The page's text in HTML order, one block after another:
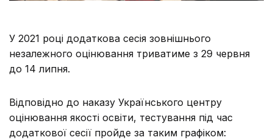
У 2021 році додаткова сесія зовнішнього
незалежного оцінювання триватиме з 29 червня
до 14 липня.
Відповідно до наказу Українського центру
оцінювання якості освіти, тестування під час
додаткової сесії пройде за таким графіком: